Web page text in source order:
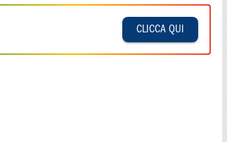
CLICCA QUI